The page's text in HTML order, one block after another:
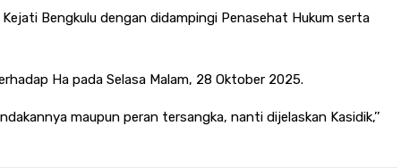
Bengkulu dengan didampingi Penasehat Hukum serta
Ha pada Selasa Malam, 28 Oktober 2025.
maupun peran tersangka, nanti dijelaskan Kasidik,’’